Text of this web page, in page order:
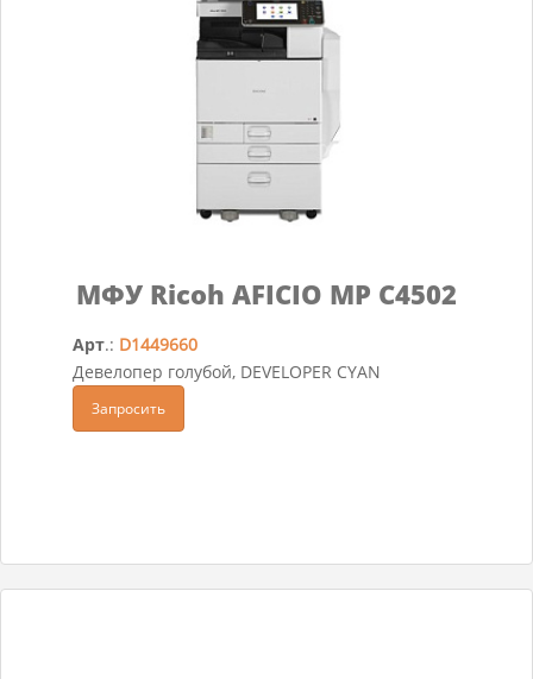
МФУ Ricoh AFICIO MP C4502
Арт.: D1449660
Девелопер голубой, DEVELOPER CYAN
Запросить